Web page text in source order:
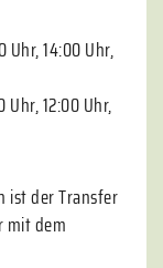
Uhr, 14:00 Uhr,
Uhr, 12:00 Uhr,
ist der Transfer
mit dem